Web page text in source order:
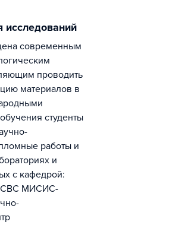
исследований
проводить
материалов в
студенты
работы и
и
с кафедрой:
СВС МИСИС-